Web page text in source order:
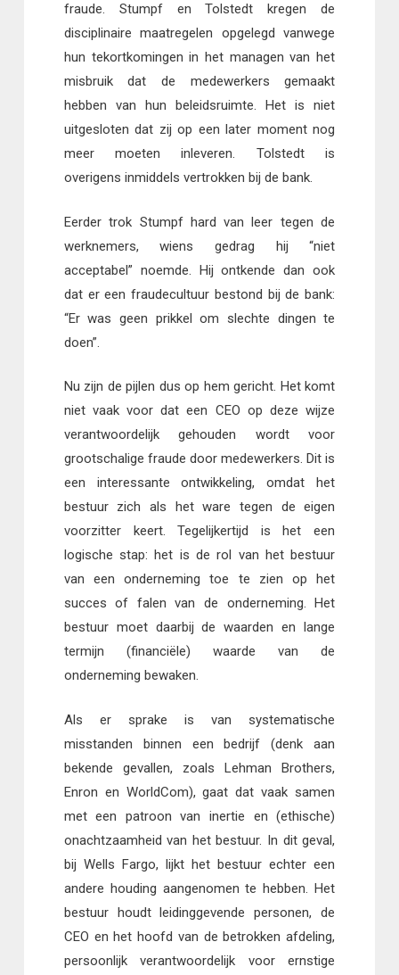
fraude. Stumpf en Tolstedt kregen de
disciplinaire maatregelen opgelegd vanwege
hun tekortkomingen in het managen van het
misbruik dat de medewerkers gemaakt
hebben van hun beleidsruimte. Het is niet
uitgesloten dat zij op een later moment nog
meer moeten inleveren. Tolstedt is
overigens inmiddels vertrokken bij de bank.
Eerder trok Stumpf hard van leer tegen de
werknemers, wiens gedrag hij “niet
acceptabel” noemde. Hij ontkende dan ook
dat er een fraudecultuur bestond bij de bank:
“Er was geen prikkel om slechte dingen te
doen”.
Nu zijn de pijlen dus op hem gericht. Het komt
niet vaak voor dat een CEO op deze wijze
verantwoordelijk gehouden wordt voor
grootschalige fraude door medewerkers. Dit is
een interessante ontwikkeling, omdat het
bestuur zich als het ware tegen de eigen
voorzitter keert. Tegelijkertijd is het een
logische stap: het is de rol van het bestuur
van een onderneming toe te zien op het
succes of falen van de onderneming. Het
bestuur moet daarbij de waarden en lange
termijn (financiële) waarde van de
onderneming bewaken.
Als er sprake is van systematische
misstanden binnen een bedrijf (denk aan
bekende gevallen, zoals Lehman Brothers,
Enron en WorldCom), gaat dat vaak samen
met een patroon van inertie en (ethische)
onachtzaamheid van het bestuur. In dit geval,
bij Wells Fargo, lijkt het bestuur echter een
andere houding aangenomen te hebben. Het
bestuur houdt leidinggevende personen, de
CEO en het hoofd van de betrokken afdeling,
persoonlijk verantwoordelijk voor ernstige